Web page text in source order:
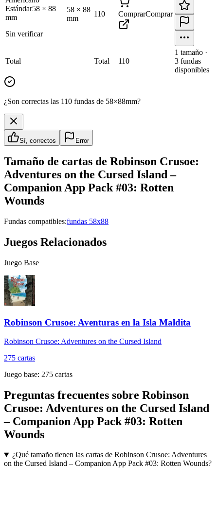
Estándar58 × 88
mm
Sin verificar
58 × 88
mm
110 ComprarComprar
Total Total 110
1 tamaño ·
3 fundas
disponibles
¿Son correctas las 110 fundas de 58×88mm?
Sí, correctos Error
Tamaño de cartas de Robinson Crusoe:
Adventures on the Cursed Island –
Companion App Pack #03: Rotten
Wounds
Fundas compatibles:fundas 58x88
Juegos Relacionados
Juego Base
Robinson Crusoe: Aventuras en la Isla Maldita
Robinson Crusoe: Adventures on the Cursed Island
275 cartas
Juego base: 275 cartas
Preguntas frecuentes sobre Robinson
Crusoe: Adventures on the Cursed Island
– Companion App Pack #03: Rotten
Wounds
¿Qué tamaño tienen las cartas de Robinson Crusoe: Adventures
on the Cursed Island – Companion App Pack #03: Rotten Wounds?